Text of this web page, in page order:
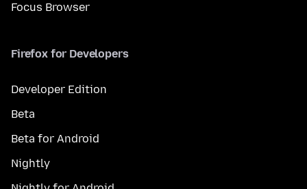
Focus Browser
Firefox for Developers
Developer Edition
Beta
Beta for Android
Nightly